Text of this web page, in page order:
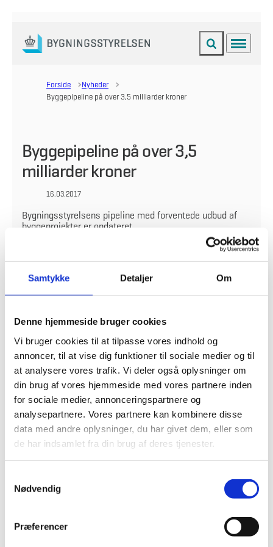
Samtykke Detaljer Om
Denne hjemmeside bruger cookies
Vi bruger cookies til at tilpasse vores indhold og
annoncer, til at vise dig funktioner til sociale medier og til
at analysere vores trafik. Vi deler også oplysninger om
din brug af vores hjemmeside med vores partnere inden
for sociale medier, annonceringspartnere og
analysepartnere. Vores partnere kan kombinere disse
data med andre oplysninger, du har givet dem, eller som
de har indsamlet fra din brug af deres tjenester.
Nødvendig
Præferencer
Gå til forsiden Fold søgefelt ud
Menu
Forside
Nyheder
Byggepipeline på over 3,5 milliarder kroner
Byggepipeline på over 3,5
milliarder kroner
16.03.2017
Bygningsstyrelsens pipeline med forventede udbud af
byggeprojekter er opdateret.
Bygningsstyrelsens byggepipeline med forventede byggeprojekter i EU-
udbud er netop blevet opdateret og offentliggjort.
Byggepipelinen er vejledende og indeholder overordnet information om de
kommende byggerier og en oversigtlig tidsplan. Aktuelt indeholder
3,5 milliarder kr.
Bygningsstyrelsens oversigt over forventede udbud gør det lettere for
entreprenører og andre at langtidsplanlægge tilbud på Bygningsstyrelsens
byggeprojekter.
Byggepipeline
Find Bygningsstyrelsens byggepipeline
København